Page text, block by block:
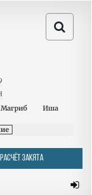
Магриб Иша
РАСЧЁТ ЗАКЯТА